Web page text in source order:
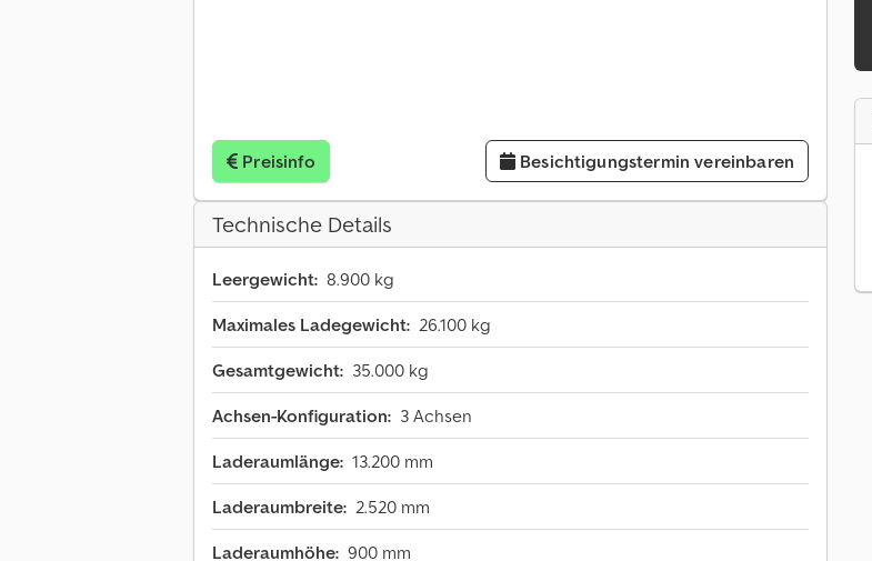
Preisinfo Besichtigungstermin vereinbaren
Technische Details
Leergewicht: 8.900 kg
Maximales Ladegewicht: 26.100 kg
Gesamtgewicht: 35.000 kg
Achsen-Konfiguration: 3 Achsen
Laderaumlänge: 13.200 mm
Laderaumbreite: 2.520 mm
Laderaumhöhe: 900 mm